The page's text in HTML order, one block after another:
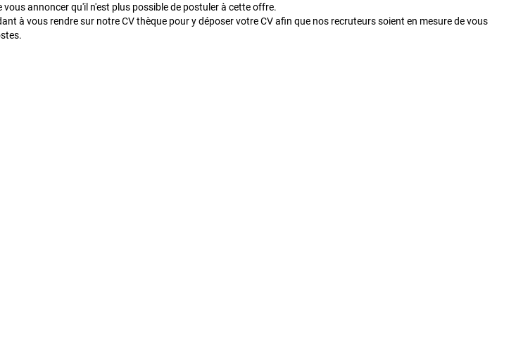
vous annoncer qu'il n'est plus possible de postuler à cette offre.
à vous rendre sur notre CV thèque pour y déposer votre CV afin que nos recruteurs soient en mesure de vous